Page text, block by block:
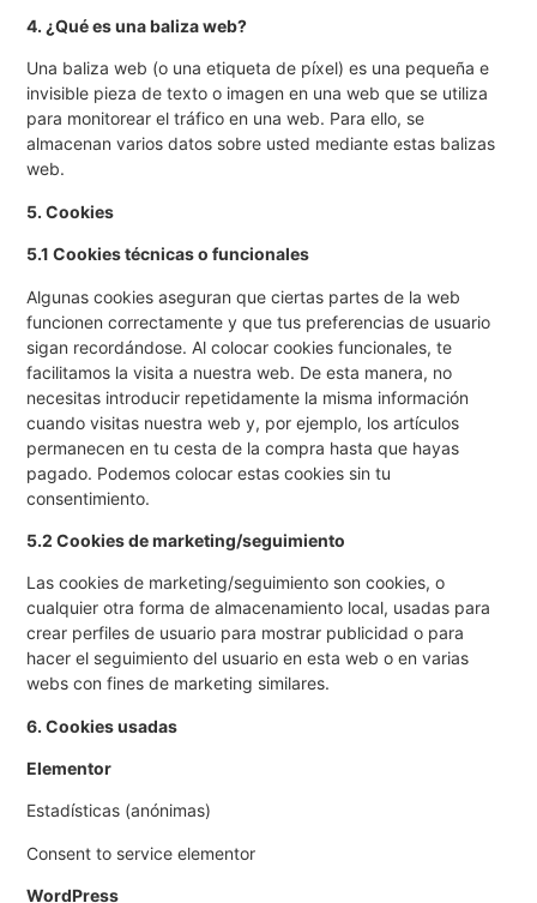
4. ¿Qué es una baliza web?
Una baliza web (o una etiqueta de píxel) es una pequeña e
invisible pieza de texto o imagen en una web que se utiliza
para monitorear el tráfico en una web. Para ello, se
almacenan varios datos sobre usted mediante estas balizas
web.
5. Cookies
5.1 Cookies técnicas o funcionales
Algunas cookies aseguran que ciertas partes de la web
funcionen correctamente y que tus preferencias de usuario
sigan recordándose. Al colocar cookies funcionales, te
facilitamos la visita a nuestra web. De esta manera, no
necesitas introducir repetidamente la misma información
cuando visitas nuestra web y, por ejemplo, los artículos
permanecen en tu cesta de la compra hasta que hayas
pagado. Podemos colocar estas cookies sin tu
consentimiento.
5.2 Cookies de marketing/seguimiento
Las cookies de marketing/seguimiento son cookies, o
cualquier otra forma de almacenamiento local, usadas para
crear perfiles de usuario para mostrar publicidad o para
hacer el seguimiento del usuario en esta web o en varias
webs con fines de marketing similares.
6. Cookies usadas
Elementor
Estadísticas (anónimas)
Consent to service elementor
WordPress